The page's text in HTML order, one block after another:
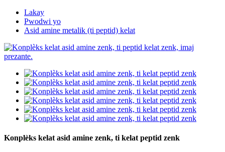
Lakay
Pwodwi yo
Asid amine metalik (ti peptid) kelat
Konplèks kelat asid amine zenk, ti ​​kelat peptid zenk